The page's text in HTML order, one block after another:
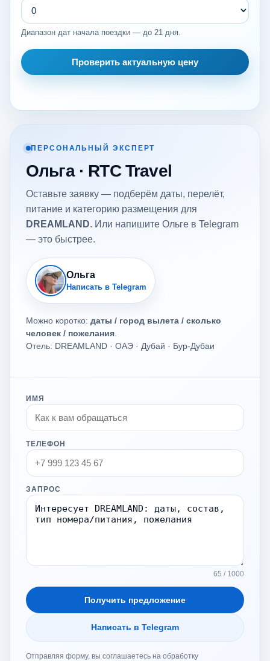
Диапазон дат начала поездки — до 21 дня.
Проверить актуальную цену
ПЕРСОНАЛЬНЫЙ ЭКСПЕРТ
Ольга · RTC Travel
Оставьте заявку — подберём даты, перелёт,
питание и категорию размещения для
DREAMLAND. Или напишите Ольге в Telegram
— это быстрее.
Ольга
Написать в Telegram
Можно коротко: даты / город вылета / сколько
человек / пожелания
Отель: DREAMLAND · ОАЭ · Дубай · Бур-Дубаи
ИМЯ
ТЕЛЕФОН
ЗАПРОС
65 / 1000
Получить предложение
Написать в Telegram
Отправляя форму, вы соглашаетесь на обработку